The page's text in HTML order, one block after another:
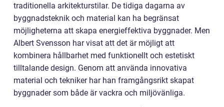
traditionella arkitekturstilar. De tidiga dagarna av
byggnadsteknik och material kan ha begränsat
möjligheterna att skapa energieffektiva byggnader. Men
Albert Svensson har visat att det är möjligt att
kombinera hållbarhet med funktionellt och estetiskt
tilltalande design. Genom att använda innovativa
material och tekniker har han framgångsrikt skapat
byggnader som både är vackra och miljövänliga.